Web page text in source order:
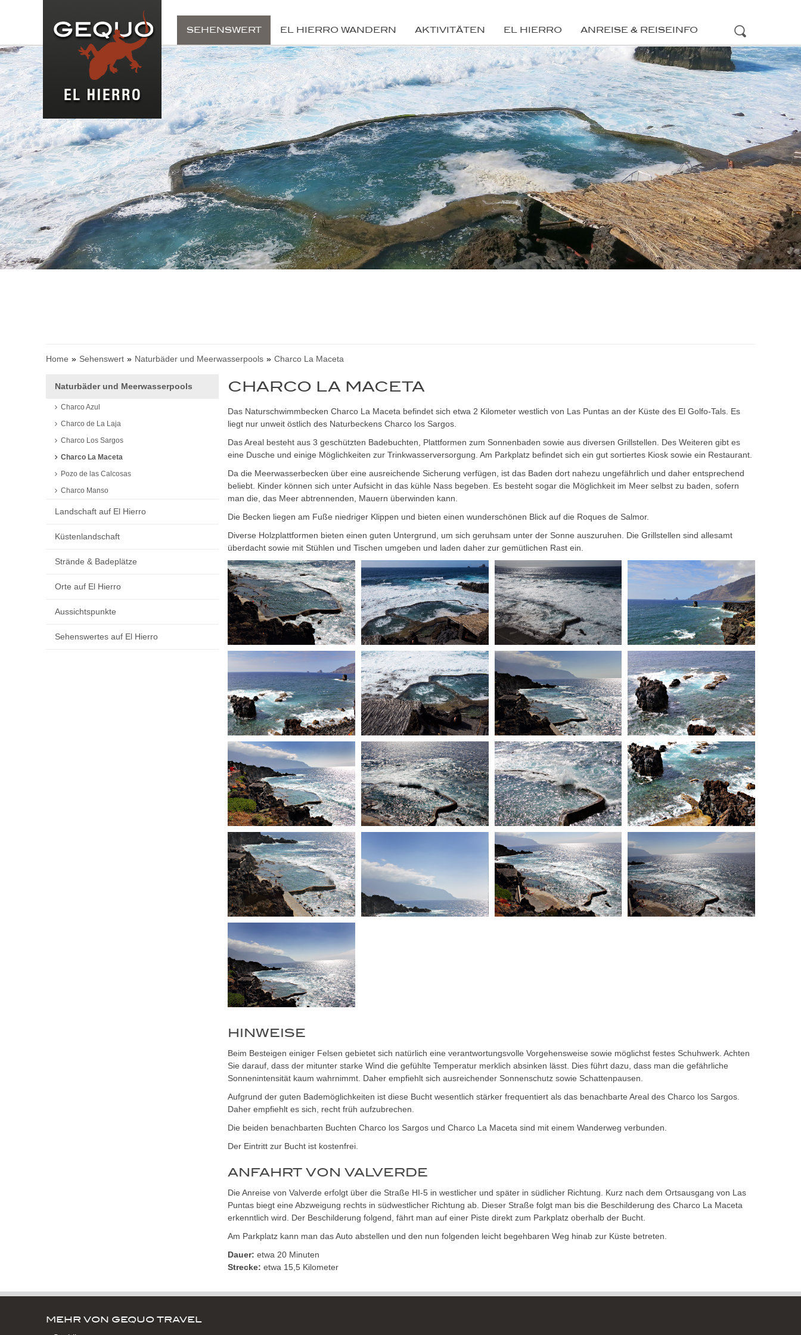
SEHENSWERT EL HIERRO WANDERN AKTIVITÄTEN EL HIERRO ANREISE & REISEINFO
Home Sehenswert Naturbäder und Meerwasserpools Charco La Maceta
Naturbäder und Meerwasserpools
Charco Azul
Charco de La Laja
Charco Los Sargos
Charco La Maceta
Pozo de las Calcosas
Charco Manso
Landschaft auf El Hierro
Küstenlandschaft
Strände & Badeplätze
Orte auf El Hierro
Aussichtspunkte
Sehenswertes auf El Hierro
CHARCO LA MACETA
Das Naturschwimmbecken Charco La Maceta befindet sich etwa 2 Kilometer westlich von Las Puntas an der Küste des El Golfo-Tals. Es
liegt nur unweit östlich des Naturbeckens Charco los Sargos.
Das Areal besteht aus 3 geschützten Badebuchten, Plattformen zum Sonnenbaden sowie aus diversen Grillstellen. Des Weiteren gibt es
eine Dusche und einige Möglichkeiten zur Trinkwasserversorgung. Am Parkplatz befindet sich ein gut sortiertes Kiosk sowie ein Restaurant.
Da die Meerwasserbecken über eine ausreichende Sicherung verfügen, ist das Baden dort nahezu ungefährlich und daher entsprechend
beliebt. Kinder können sich unter Aufsicht in das kühle Nass begeben. Es besteht sogar die Möglichkeit im Meer selbst zu baden, sofern
man die, das Meer abtrennenden, Mauern überwinden kann.
Die Becken liegen am Fuße niedriger Klippen und bieten einen wunderschönen Blick auf die Roques de Salmor.
Diverse Holzplattformen bieten einen guten Untergrund, um sich geruhsam unter der Sonne auszuruhen. Die Grillstellen sind allesamt
überdacht sowie mit Stühlen und Tischen umgeben und laden daher zur gemütlichen Rast ein.
HINWEISE
Beim Besteigen einiger Felsen gebietet sich natürlich eine verantwortungsvolle Vorgehensweise sowie möglichst festes Schuhwerk. Achten
Sie darauf, dass der mitunter starke Wind die gefühlte Temperatur merklich absinken lässt. Dies führt dazu, dass man die gefährliche
Sonnenintensität kaum wahrnimmt. Daher empfiehlt sich ausreichender Sonnenschutz sowie Schattenpausen.
Aufgrund der guten Bademöglichkeiten ist diese Bucht wesentlich stärker frequentiert als das benachbarte Areal des Charco los Sargos.
Daher empfiehlt es sich, recht früh aufzubrechen.
Die beiden benachbarten Buchten Charco los Sargos und Charco La Maceta sind mit einem Wanderweg verbunden.
Der Eintritt zur Bucht ist kostenfrei.
ANFAHRT VON VALVERDE
Die Anreise von Valverde erfolgt über die Straße HI-5 in westlicher und später in südlicher Richtung. Kurz nach dem Ortsausgang von Las
Puntas biegt eine Abzweigung rechts in südwestlicher Richtung ab. Dieser Straße folgt man bis die Beschilderung des Charco La Maceta
erkenntlich wird. Der Beschilderung folgend, fährt man auf einer Piste direkt zum Parkplatz oberhalb der Bucht.
Am Parkplatz kann man das Auto abstellen und den nun folgenden leicht begehbaren Weg hinab zur Küste betreten.
Dauer: etwa 20 Minuten
Strecke: etwa 15,5 Kilometer
MEHR VON GEQUO TRAVEL